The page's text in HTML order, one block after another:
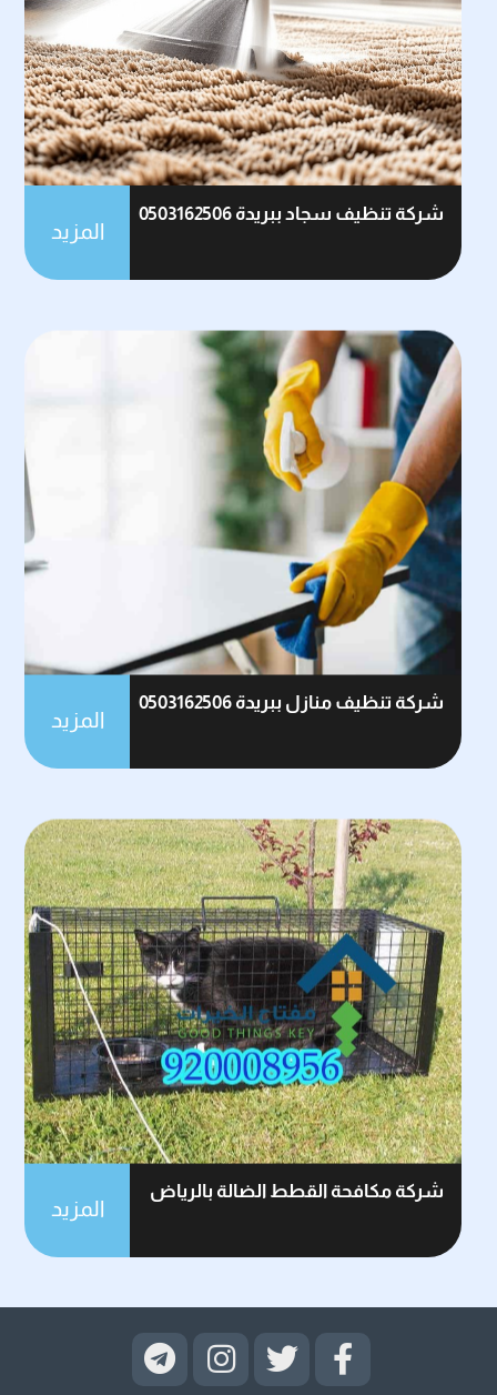
شركة تنظيف سجاد ببريدة 0503162506
المزيد
شركة تنظيف منازل ببريدة 0503162506
المزيد
شركة مكافحة القطط الضالة بالرياض
المزيد